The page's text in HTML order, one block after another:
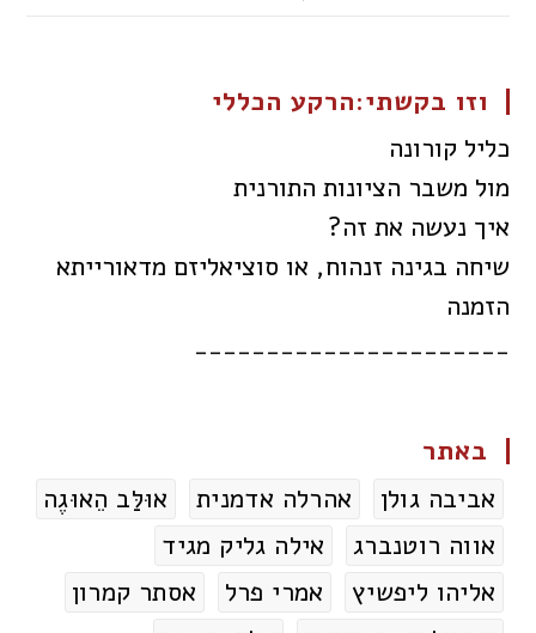
וזו בקשתי:הרקע הכללי
כליל קורונה
מול משבר הציונות התורנית
איך נעשה את זה?
שיחה בגינה זנהוח, או סוציאליזם מדאורייתא
הזמנה
______________________
באתר
אביבה גולן
אהרלה אדמנית
אוּלַּב הֵאוּגֶה
אווה רוטנברג
אילה גליק מגיד
אליהו ליפשיץ
אמרי פרל
אסתר קמרון